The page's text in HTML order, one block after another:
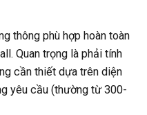
thông phù hợp hoàn toàn
Quan trọng là phải tính
cần thiết dựa trên diện
yêu cầu (thường từ 300-